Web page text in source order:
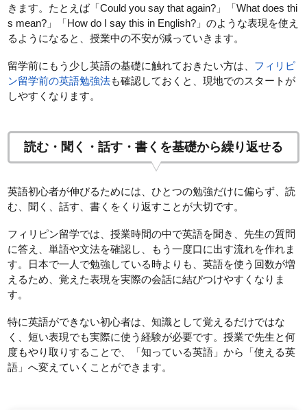
きます。たとえば「Could you say that again?」「What does thi
s mean?」「How do I say this in English?」のような表現を使え
るようになると、授業中の不安が減っていきます。
留学前にもう少し英語の基礎に触れておきたい方は、 フィリピ
ン留学前の英語勉強法も確認しておくと、現地でのスタートが
しやすくなります。
読む・聞く・話す・書くを基礎から繰り返せる
英語初心者が伸びるためには、ひとつの勉強だけに偏らず、読
む、聞く、話す、書くをくり返すことが大切です。
フィリピン留学では、授業時間の中で英語を聞き、先生の質問
に答え、単語や文法を確認し、もう一度口に出す流れを作れま
す。日本で一人で勉強している時よりも、英語を使う回数が増
えるため、覚えた表現を実際の会話に結びつけやすくなりま
す。
特に英語ができない初心者は、知識として覚えるだけではな
く、短い表現でも実際に使う経験が必要です。授業で先生と何
度もやり取りすることで、「知っている英語」から「使える英
語」へ変えていくことができます。